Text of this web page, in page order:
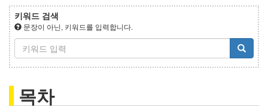
키워드 검색
문장이 아닌, 키워드를 입력합니다.
목차